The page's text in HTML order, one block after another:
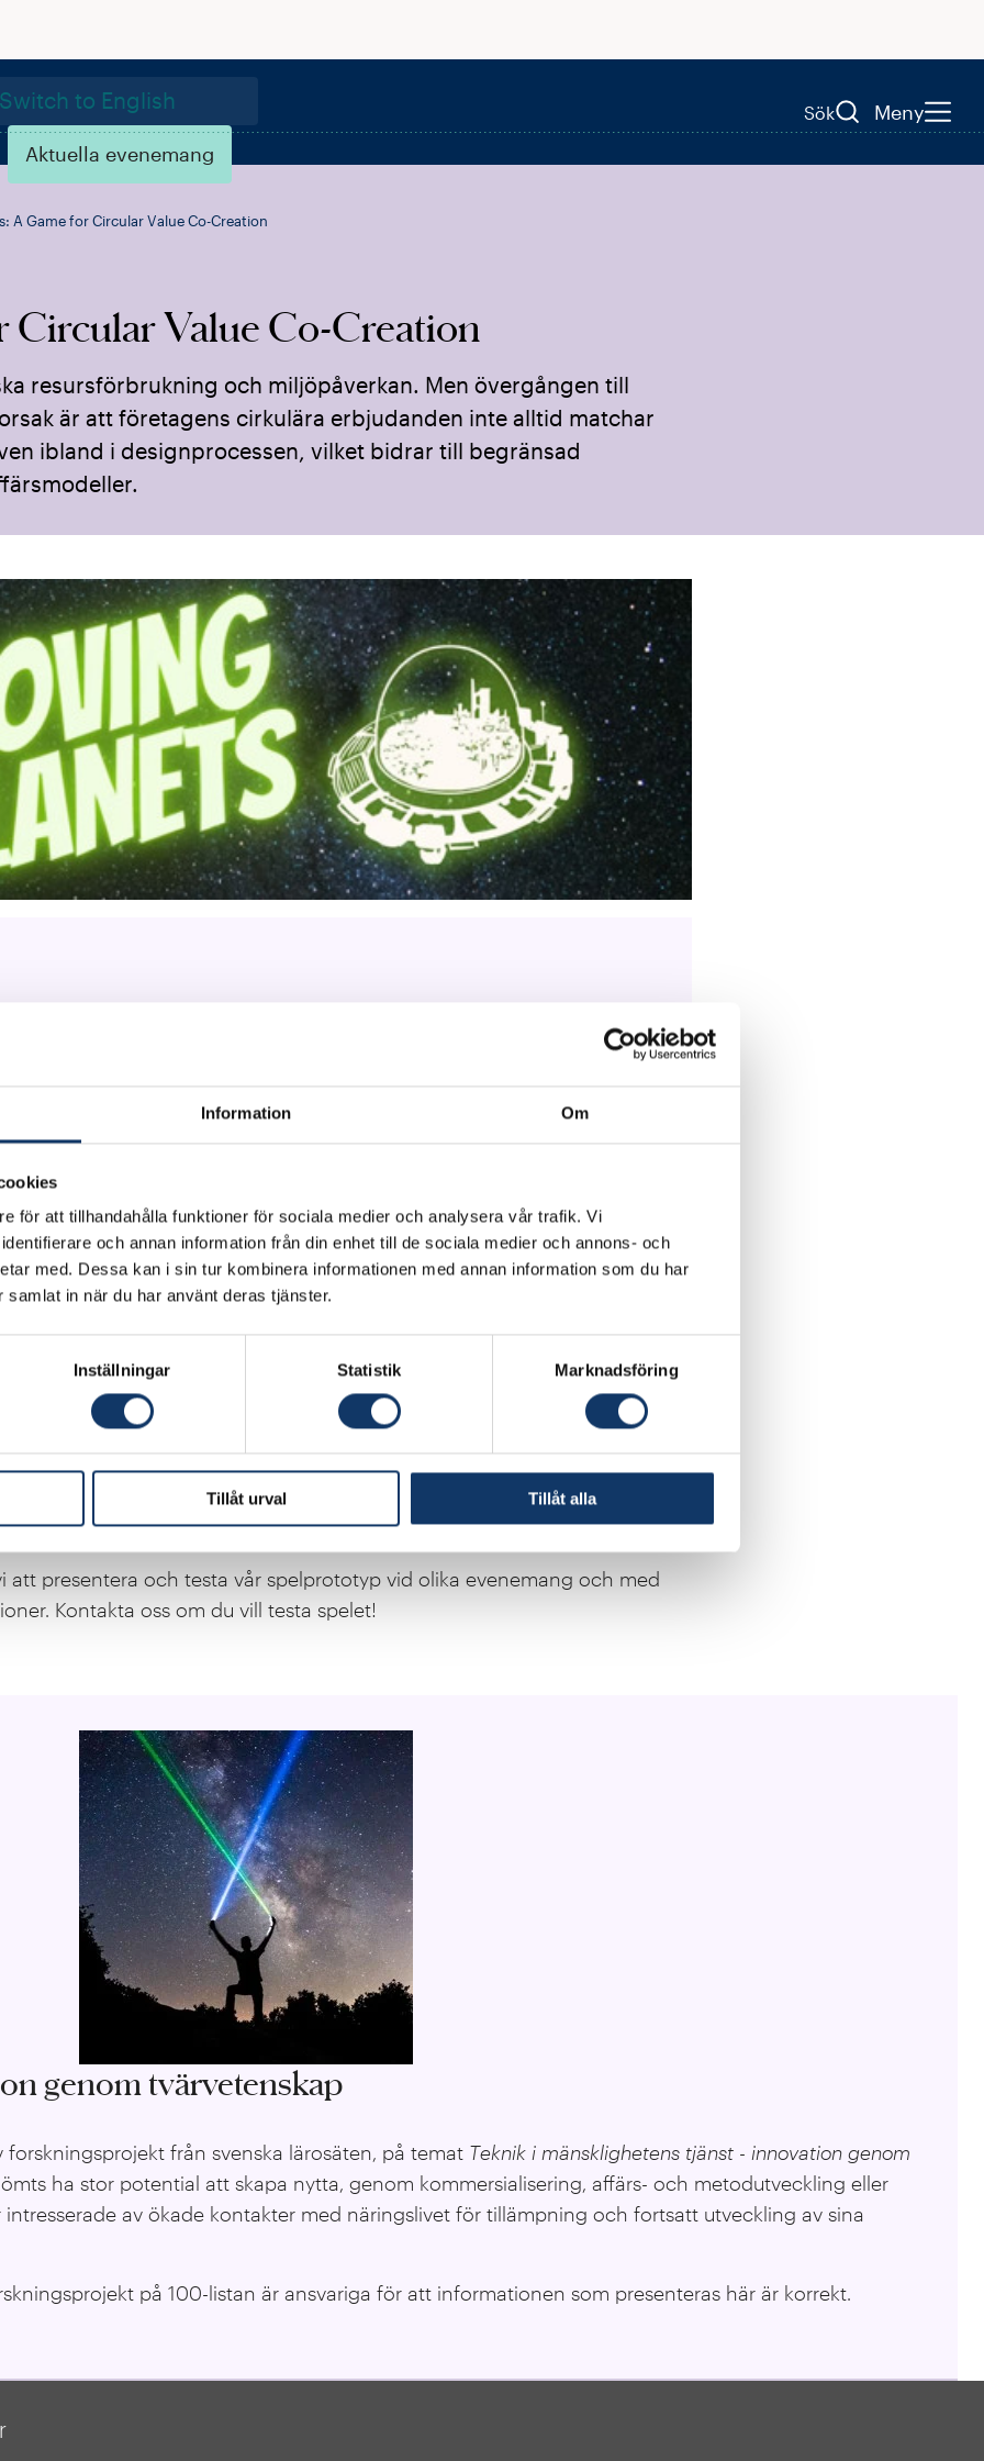
Information Om
för att tillhandahålla funktioner för sociala medier och analysera vår trafik. Vi
och annan information från din enhet till de sociala medier och annons- och
med. Dessa kan i sin tur kombinera informationen med annan information som du har
samlat in när du har använt deras tjänster.
Inställningar Statistik Marknadsföring
Tillåt urval Tillåt alla
Switch to English
Aktuella evenemang
Sök Meny
A Game for Circular Value Co-Creation
Circular Value Co-Creation
resursförbrukning och miljöpåverkan. Men övergången till
är att företagens cirkulära erbjudanden inte alltid matchar
ibland i designprocessen, vilket bidrar till begränsad
of Sweden
Renström, Sara Fallahi, Erik Einebrant, Hanna Nordenö, Princess Woy,
Leivas
med det har vi utvecklat ett digitalt, spelbaserat verktyg som främjar
idégenererande av cirkulära produkter och tjänster mellan företag och
Planets – stödjer en deltagande designprocess i vilken företag och
på ett engagerande sätt. Genom spelet kan intressenter
och övergå till cirkulära produkter och tjänster.
att presentera och testa vår spelprototyp vid olika evenemang och med
Kontakta oss om du vill testa spelet!
genom tvärvetenskap
från svenska lärosäten, på temat Teknik i mänsklighetens tjänst - innovation genom
ha stor potential att skapa nytta, genom kommersialisering, affärs- och metodutveckling eller
av ökade kontakter med näringslivet för tillämpning och fortsatt utveckling av sina
på 100-listan är ansvariga för att informationen som presenteras här är korrekt.